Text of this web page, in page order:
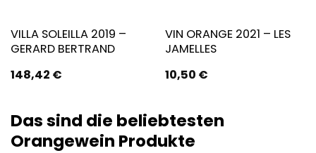
VILLA SOLEILLA 2019 –
GERARD BERTRAND
148,42 €
VIN ORANGE 2021 – LES
JAMELLES
10,50 €
Das sind die beliebtesten
Orangewein Produkte